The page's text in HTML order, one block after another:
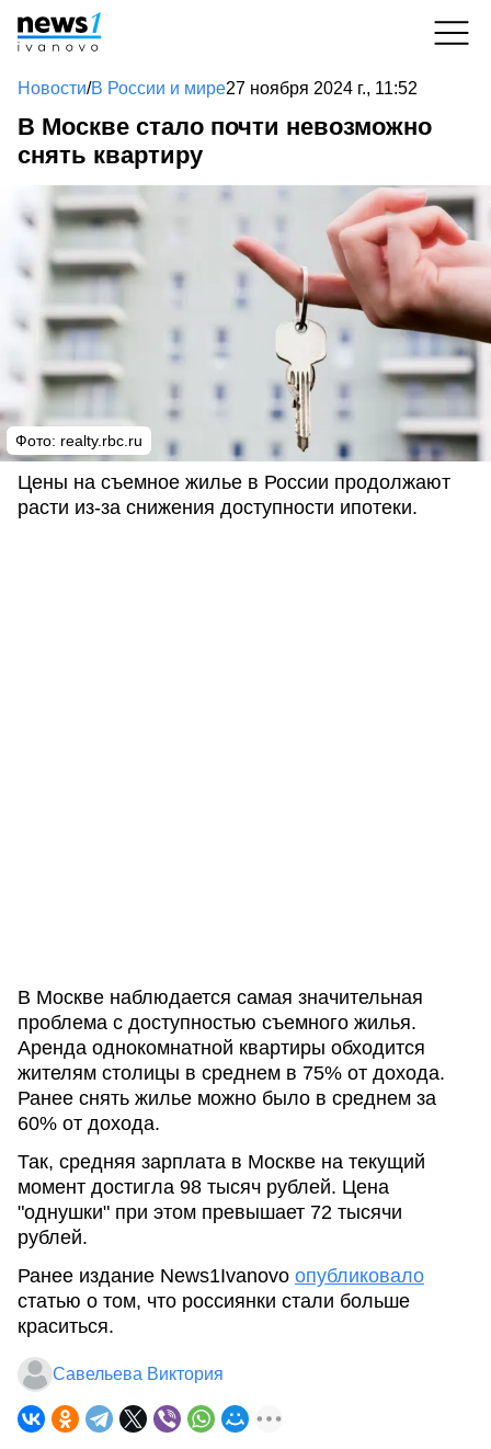
Новости/В России и мире27 ноября 2024 г., 11:52
В Москве стало почти невозможно
снять квартиру
Фото: realty.rbc.ru
Цены на съемное жилье в России продолжают
расти из-за снижения доступности ипотеки.
В Москве наблюдается самая значительная
проблема с доступностью съемного жилья.
Аренда однокомнатной квартиры обходится
жителям столицы в среднем в 75% от дохода.
Ранее снять жилье можно было в среднем за
60% от дохода.
Так, средняя зарплата в Москве на текущий
момент достигла 98 тысяч рублей. Цена
"однушки" при этом превышает 72 тысячи
рублей.
Ранее издание News1Ivanovo опубликовало
статью о том, что россиянки стали больше
краситься.
Савельева Виктория